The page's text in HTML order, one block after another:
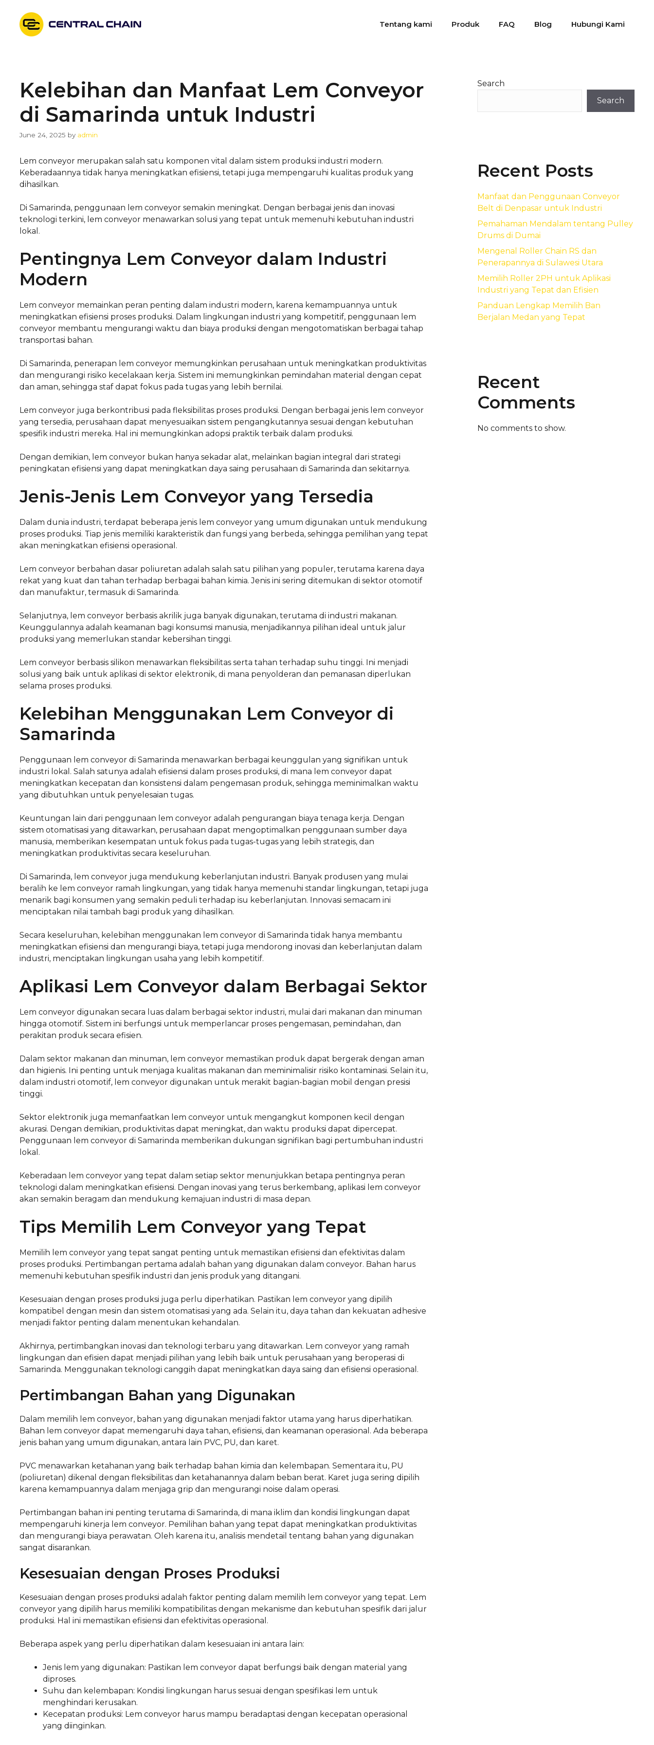
content
Tentang kami Produk FAQ Blog Hubungi Kami
Kelebihan dan Manfaat Lem Conveyor
di Samarinda untuk Industri
June 24, 2025 by admin
Lem conveyor merupakan salah satu komponen vital dalam sistem produksi industri modern.
Keberadaannya tidak hanya meningkatkan efisiensi, tetapi juga mempengaruhi kualitas produk yang
dihasilkan.
Di Samarinda, penggunaan lem conveyor semakin meningkat. Dengan berbagai jenis dan inovasi
teknologi terkini, lem conveyor menawarkan solusi yang tepat untuk memenuhi kebutuhan industri
lokal.
Pentingnya Lem Conveyor dalam Industri
Modern
Lem conveyor memainkan peran penting dalam industri modern, karena kemampuannya untuk
meningkatkan efisiensi proses produksi. Dalam lingkungan industri yang kompetitif, penggunaan lem
conveyor membantu mengurangi waktu dan biaya produksi dengan mengotomatiskan berbagai tahap
transportasi bahan.
Di Samarinda, penerapan lem conveyor memungkinkan perusahaan untuk meningkatkan produktivitas
dan mengurangi risiko kecelakaan kerja. Sistem ini memungkinkan pemindahan material dengan cepat
dan aman, sehingga staf dapat fokus pada tugas yang lebih bernilai.
Lem conveyor juga berkontribusi pada fleksibilitas proses produksi. Dengan berbagai jenis lem conveyor
yang tersedia, perusahaan dapat menyesuaikan sistem pengangkutannya sesuai dengan kebutuhan
spesifik industri mereka. Hal ini memungkinkan adopsi praktik terbaik dalam produksi.
Dengan demikian, lem conveyor bukan hanya sekadar alat, melainkan bagian integral dari strategi
peningkatan efisiensi yang dapat meningkatkan daya saing perusahaan di Samarinda dan sekitarnya.
Jenis-Jenis Lem Conveyor yang Tersedia
Dalam dunia industri, terdapat beberapa jenis lem conveyor yang umum digunakan untuk mendukung
proses produksi. Tiap jenis memiliki karakteristik dan fungsi yang berbeda, sehingga pemilihan yang tepat
akan meningkatkan efisiensi operasional.
Lem conveyor berbahan dasar poliuretan adalah salah satu pilihan yang populer, terutama karena daya
rekat yang kuat dan tahan terhadap berbagai bahan kimia. Jenis ini sering ditemukan di sektor otomotif
dan manufaktur, termasuk di Samarinda.
Selanjutnya, lem conveyor berbasis akrilik juga banyak digunakan, terutama di industri makanan.
Keunggulannya adalah keamanan bagi konsumsi manusia, menjadikannya pilihan ideal untuk jalur
produksi yang memerlukan standar kebersihan tinggi.
Lem conveyor berbasis silikon menawarkan fleksibilitas serta tahan terhadap suhu tinggi. Ini menjadi
solusi yang baik untuk aplikasi di sektor elektronik, di mana penyolderan dan pemanasan diperlukan
selama proses produksi.
Kelebihan Menggunakan Lem Conveyor di
Samarinda
Penggunaan lem conveyor di Samarinda menawarkan berbagai keunggulan yang signifikan untuk
industri lokal. Salah satunya adalah efisiensi dalam proses produksi, di mana lem conveyor dapat
meningkatkan kecepatan dan konsistensi dalam pengemasan produk, sehingga meminimalkan waktu
yang dibutuhkan untuk penyelesaian tugas.
Keuntungan lain dari penggunaan lem conveyor adalah pengurangan biaya tenaga kerja. Dengan
sistem otomatisasi yang ditawarkan, perusahaan dapat mengoptimalkan penggunaan sumber daya
manusia, memberikan kesempatan untuk fokus pada tugas-tugas yang lebih strategis, dan
meningkatkan produktivitas secara keseluruhan.
Di Samarinda, lem conveyor juga mendukung keberlanjutan industri. Banyak produsen yang mulai
beralih ke lem conveyor ramah lingkungan, yang tidak hanya memenuhi standar lingkungan, tetapi juga
menarik bagi konsumen yang semakin peduli terhadap isu keberlanjutan. Innovasi semacam ini
menciptakan nilai tambah bagi produk yang dihasilkan.
Secara keseluruhan, kelebihan menggunakan lem conveyor di Samarinda tidak hanya membantu
meningkatkan efisiensi dan mengurangi biaya, tetapi juga mendorong inovasi dan keberlanjutan dalam
industri, menciptakan lingkungan usaha yang lebih kompetitif.
Aplikasi Lem Conveyor dalam Berbagai Sektor
Lem conveyor digunakan secara luas dalam berbagai sektor industri, mulai dari makanan dan minuman
hingga otomotif. Sistem ini berfungsi untuk memperlancar proses pengemasan, pemindahan, dan
perakitan produk secara efisien.
Dalam sektor makanan dan minuman, lem conveyor memastikan produk dapat bergerak dengan aman
dan higienis. Ini penting untuk menjaga kualitas makanan dan meminimalisir risiko kontaminasi. Selain itu,
dalam industri otomotif, lem conveyor digunakan untuk merakit bagian-bagian mobil dengan presisi
tinggi.
Sektor elektronik juga memanfaatkan lem conveyor untuk mengangkut komponen kecil dengan
akurasi. Dengan demikian, produktivitas dapat meningkat, dan waktu produksi dapat dipercepat.
Penggunaan lem conveyor di Samarinda memberikan dukungan signifikan bagi pertumbuhan industri
lokal.
Keberadaan lem conveyor yang tepat dalam setiap sektor menunjukkan betapa pentingnya peran
teknologi dalam meningkatkan efisiensi. Dengan inovasi yang terus berkembang, aplikasi lem conveyor
akan semakin beragam dan mendukung kemajuan industri di masa depan.
Tips Memilih Lem Conveyor yang Tepat
Memilih lem conveyor yang tepat sangat penting untuk memastikan efisiensi dan efektivitas dalam
proses produksi. Pertimbangan pertama adalah bahan yang digunakan dalam conveyor. Bahan harus
memenuhi kebutuhan spesifik industri dan jenis produk yang ditangani.
Kesesuaian dengan proses produksi juga perlu diperhatikan. Pastikan lem conveyor yang dipilih
kompatibel dengan mesin dan sistem otomatisasi yang ada. Selain itu, daya tahan dan kekuatan adhesive
menjadi faktor penting dalam menentukan kehandalan.
Akhirnya, pertimbangkan inovasi dan teknologi terbaru yang ditawarkan. Lem conveyor yang ramah
lingkungan dan efisien dapat menjadi pilihan yang lebih baik untuk perusahaan yang beroperasi di
Samarinda. Menggunakan teknologi canggih dapat meningkatkan daya saing dan efisiensi operasional.
Pertimbangan Bahan yang Digunakan
Dalam memilih lem conveyor, bahan yang digunakan menjadi faktor utama yang harus diperhatikan.
Bahan lem conveyor dapat memengaruhi daya tahan, efisiensi, dan keamanan operasional. Ada beberapa
jenis bahan yang umum digunakan, antara lain PVC, PU, dan karet.
PVC menawarkan ketahanan yang baik terhadap bahan kimia dan kelembapan. Sementara itu, PU
(poliuretan) dikenal dengan fleksibilitas dan ketahanannya dalam beban berat. Karet juga sering dipilih
karena kemampuannya dalam menjaga grip dan mengurangi noise dalam operasi.
Pertimbangan bahan ini penting terutama di Samarinda, di mana iklim dan kondisi lingkungan dapat
mempengaruhi kinerja lem conveyor. Pemilihan bahan yang tepat dapat meningkatkan produktivitas
dan mengurangi biaya perawatan. Oleh karena itu, analisis mendetail tentang bahan yang digunakan
sangat disarankan.
Kesesuaian dengan Proses Produksi
Kesesuaian dengan proses produksi adalah faktor penting dalam memilih lem conveyor yang tepat. Lem
conveyor yang dipilih harus memiliki kompatibilitas dengan mekanisme dan kebutuhan spesifik dari jalur
produksi. Hal ini memastikan efisiensi dan efektivitas operasional.
Beberapa aspek yang perlu diperhatikan dalam kesesuaian ini antara lain:
Jenis lem yang digunakan: Pastikan lem conveyor dapat berfungsi baik dengan material yang
diproses.
Suhu dan kelembapan: Kondisi lingkungan harus sesuai dengan spesifikasi lem untuk
menghindari kerusakan.
Kecepatan produksi: Lem conveyor harus mampu beradaptasi dengan kecepatan operasional
yang diinginkan.
Search
Search
Recent Posts
Manfaat dan Penggunaan Conveyor
Belt di Denpasar untuk Industri
Pemahaman Mendalam tentang Pulley
Drums di Dumai
Mengenal Roller Chain RS dan
Penerapannya di Sulawesi Utara
Memilih Roller 2PH untuk Aplikasi
Industri yang Tepat dan Efisien
Panduan Lengkap Memilih Ban
Berjalan Medan yang Tepat
Recent
Comments
No comments to show.